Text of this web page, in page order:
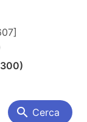
search Cerca